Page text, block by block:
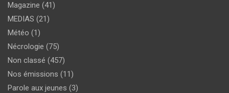
Magazine (41)
MEDIAS (21)
Météo (1)
Nécrologie (75)
Non classé (457)
Nos émissions (11)
Parole aux jeunes (3)